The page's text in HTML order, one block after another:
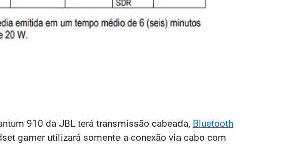
910 da JBL terá transmissão cabeada, Bluetooth
gamer utilizará somente a conexão via cabo com